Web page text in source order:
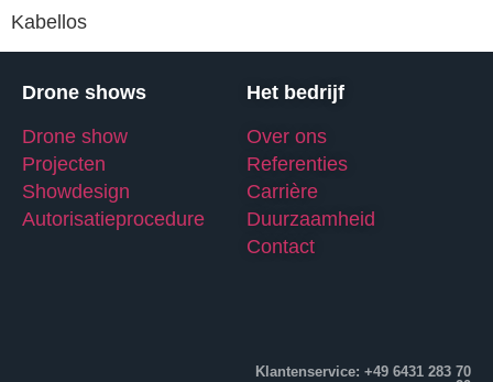
Kabellos
Drone shows
Drone show
Projecten
Showdesign
Autorisatieprocedure
Het bedrijf
Over ons
Referenties
Carrière
Duurzaamheid
Contact
Klantenservice: +49 6431 283 70